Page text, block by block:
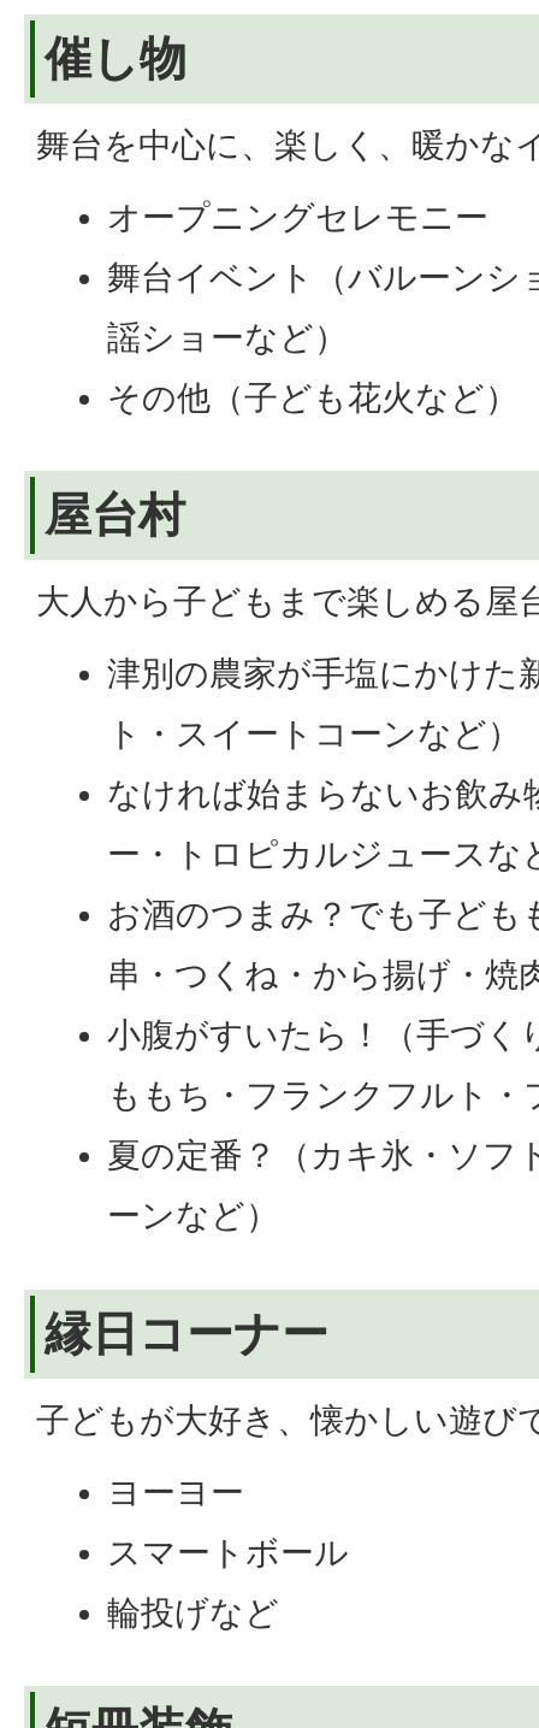
催し物
舞台を中心に、楽しく、暖かな
オープニングセレモニー
舞台イベント（バルーンシ
謡ショーなど）
その他（子ども花火など）
屋台村
大人から子どもまで楽しめる屋
津別の農家が手塩にかけた
ト・スイートコーンなど）
なければ始まらないお飲み
ー・トロピカルジュースな
お酒のつまみ？でも子ども
串・つくね・から揚げ・焼
小腹がすいたら！（手づく
ももち・フランクフルト
夏の定番？（カキ氷・ソフ
ーンなど）
縁日コーナー
子どもが大好き、懐かしい遊び
ヨーヨー
スマートボール
輪投げなど